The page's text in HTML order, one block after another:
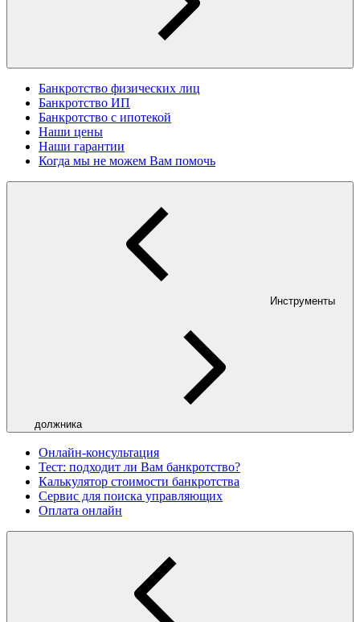
Банкротство физических лиц
Банкротство ИП
Банкротство с ипотекой
Наши цены
Наши гарантии
Когда мы не можем Вам помочь
Инструменты
должника
Онлайн-консультация
Тест: подходит ли Вам банкротство?
Калькулятор стоимости банкротства
Сервис для поиска управляющих
Оплата онлайн